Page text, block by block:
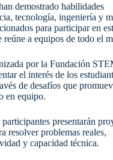
demostrado habilidades
tecnología, ingeniería y
para participar en
reúne a equipos de todo el
por la Fundación
el interés de los
de desafíos que
en equipo.
presentarán
resolver problemas reales,
y capacidad técnica.